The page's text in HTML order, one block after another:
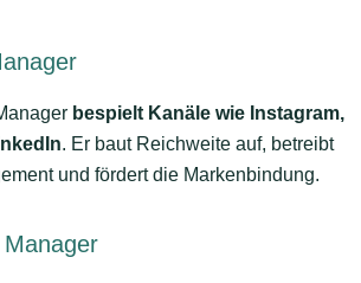
bespielt Kanäle wie Instagram,
. Er baut Reichweite auf, betreibt
und fördert die Markenbindung.